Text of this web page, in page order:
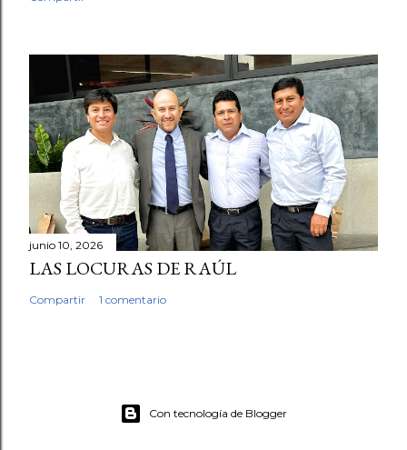
junio 10, 2026
LAS LOCURAS DE RAÚL
Compartir 1 comentario
Con tecnología de Blogger